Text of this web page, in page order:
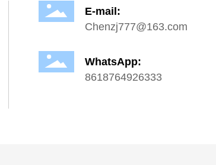
E-mail:
Chenzj777@163.com
WhatsApp:
8618764926333